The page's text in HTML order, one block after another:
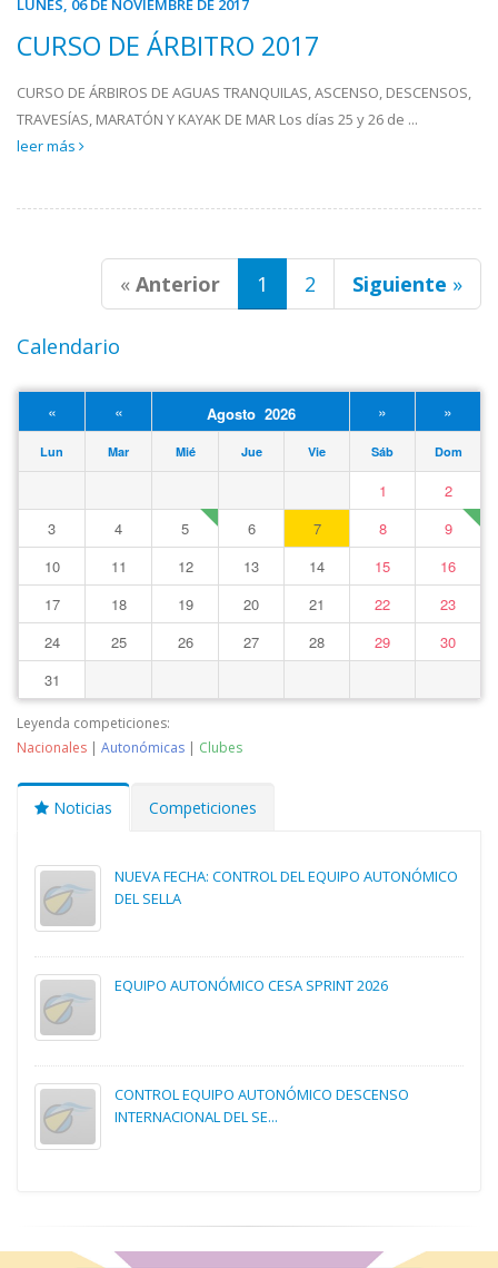
LUNES, 06 DE NOVIEMBRE DE 2017
CURSO DE ÁRBITRO 2017
CURSO DE ÁRBIROS DE AGUAS TRANQUILAS, ASCENSO, DESCENSOS,
TRAVESÍAS, MARATÓN Y KAYAK DE MAR Los días 25 y 26 de ...
leer más
« Anterior 1 2 Siguiente »
Calendario
« « Agosto 2026 » »
Lun Mar Mié Jue Vie Sáb Dom
1
2
3
4 5 6 7 8
9
10
11 12 13 14 15
16
17
18 19 20 21 22
23
24
25 26 27 28 29
30
31
Leyenda competiciones:
Nacionales | Autonómicas | Clubes
Noticias Competiciones
NUEVA FECHA: CONTROL DEL EQUIPO AUTONÓMICO
DEL SELLA
EQUIPO AUTONÓMICO CESA SPRINT 2026
CONTROL EQUIPO AUTONÓMICO DESCENSO
INTERNACIONAL DEL SE...